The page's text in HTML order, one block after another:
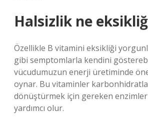
Halsizlik ne
Özellikle B vitamini eksikliği
gibi semptomlarla kendini
vücudumuzun enerji üretiminde
oynar. Bu vitaminler
dönüştürmek için gereken
yardımcı olur.